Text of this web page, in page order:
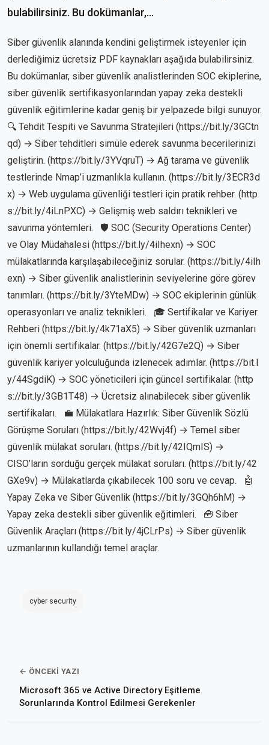
bulabilirsiniz. Bu dokümanlar,...
Siber güvenlik alanında kendini geliştirmek isteyenler için
derlediğimiz ücretsiz PDF kaynakları aşağıda bulabilirsiniz.
Bu dokümanlar, siber güvenlik analistlerinden SOC ekiplerine,
siber güvenlik sertifikasyonlarından yapay zeka destekli
güvenlik eğitimlerine kadar geniş bir yelpazede bilgi sunuyor.
🔍 Tehdit Tespiti ve Savunma Stratejileri (https://bit.ly/3GCtn
qd) → Siber tehditleri simüle ederek savunma becerilerinizi
geliştirin. (https://bit.ly/3YVqruT) → Ağ tarama ve güvenlik
testlerinde Nmap’i uzmanlıkla kullanın. (https://bit.ly/3ECR3d
x) → Web uygulama güvenliği testleri için pratik rehber. (http
s://bit.ly/4iLnPXC) → Gelişmiş web saldırı teknikleri ve
savunma yöntemleri. 🛡️ SOC (Security Operations Center)
ve Olay Müdahalesi (https://bit.ly/4iIhexn) → SOC
mülakatlarında karşılaşabileceğiniz sorular. (https://bit.ly/4iIh
exn) → Siber güvenlik analistlerinin seviyelerine göre görev
tanımları. (https://bit.ly/3YteMDw) → SOC ekiplerinin günlük
operasyonları ve analiz teknikleri. 🎓 Sertifikalar ve Kariyer
Rehberi (https://bit.ly/4k71aX5) → Siber güvenlik uzmanları
için önemli sertifikalar. (https://bit.ly/42G7e2Q) → Siber
güvenlik kariyer yolculuğunda izlenecek adımlar. (https://bit.l
y/44SgdiK) → SOC yöneticileri için güncel sertifikalar. (http
s://bit.ly/3GB1T48) → Ücretsiz alınabilecek siber güvenlik
sertifikaları. 💼 Mülakatlara Hazırlık: Siber Güvenlik Sözlü
Görüşme Soruları (https://bit.ly/42Wvj4f) → Temel siber
güvenlik mülakat soruları. (https://bit.ly/42IQmIS) →
CISO’ların sorduğu gerçek mülakat soruları. (https://bit.ly/42
GXe9v) → Mülakatlarda çıkabilecek 100 soru ve cevap. 🤖
Yapay Zeka ve Siber Güvenlik (https://bit.ly/3GQh6hM) →
Yapay zeka destekli siber güvenlik eğitimleri. 🧰 Siber
Güvenlik Araçları (https://bit.ly/4jCLrPs) → Siber güvenlik
uzmanlarının kullandığı temel araçlar.
cyber security
← ÖNCEKI YAZI
Microsoft 365 ve Active Directory Eşitleme
Sorunlarında Kontrol Edilmesi Gerekenler